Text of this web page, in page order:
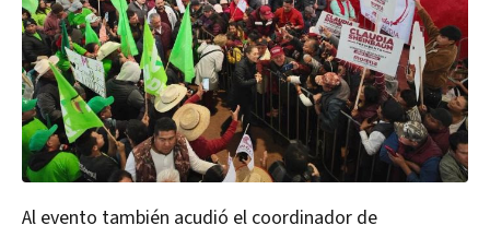
Al evento también acudió el coordinador de